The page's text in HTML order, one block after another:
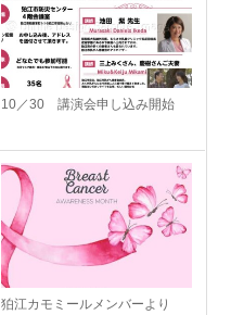
10／30 講演会申し込み開始
狛江カモミールメンバーより